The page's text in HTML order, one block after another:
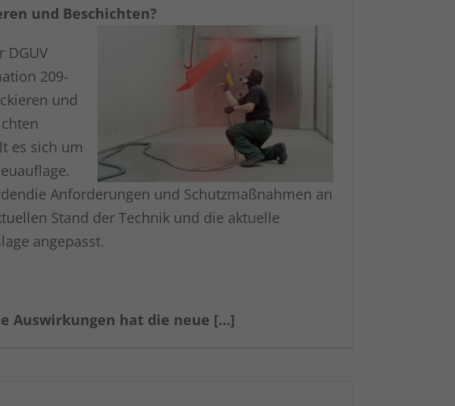
und Beschichten?
DGUV
209-
und
es sich um
Anforderungen und Schutzmaßnahmen an
Stand der Technik und die aktuelle
angepasst.
Auswirkungen hat die neue […]